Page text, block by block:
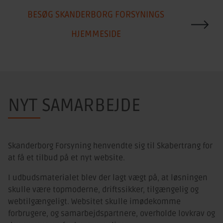
BESØG SKANDERBORG FORSYNINGS
HJEMMESIDE
NYT SAMARBEJDE
Skanderborg Forsyning henvendte sig til Skabertrang for
at få et tilbud på et nyt website.
I udbudsmaterialet blev der lagt vægt på, at løsningen
skulle være topmoderne, driftssikker, tilgængelig og
webtilgængeligt. Websitet skulle imødekomme
forbrugere, og samarbejdspartnere, overholde lovkrav og